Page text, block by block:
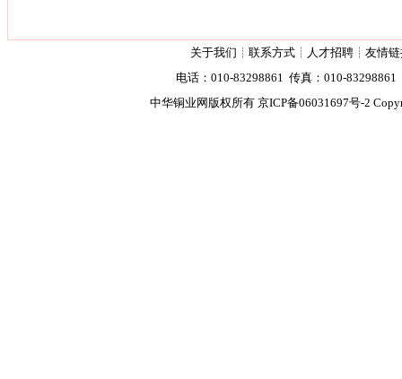
关于我们 ┊ 联系方式 ┊ 人才招聘 ┊ 友情
电话：010-83298861 传真：010-
中华铜业网版权所有 京ICP备06031697号-2